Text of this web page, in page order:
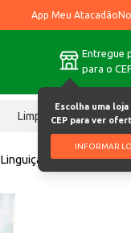
App Meu Atacadão
Entregue
para o
Escolha uma
CEP para ver
INFORMAR
Limpeza
Linguiça Linguiça de